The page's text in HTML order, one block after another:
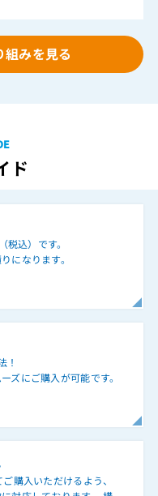
組みを見る
ド
込）です。
になります。
！
ズにご購入が可能です。
購入いただけるよう、